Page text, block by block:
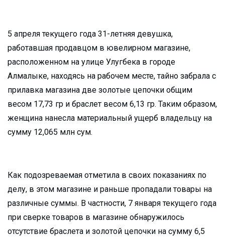
5 апреля текущего года 31-летняя девушка,
работавшая продавцом в ювелирном магазине,
расположенном на улице Улугбека в городе
Алмалыке, находясь на рабочем месте, тайно забрала с
прилавка магазина две золотые цепочки общим
весом 17,73 гр и браслет весом 6,13 гр. Таким образом,
женщина нанесла материальный ущерб владельцу на
сумму 12,065 млн сум.
Как подозреваемая отметила в своих показаниях по
делу, в этом магазине и раньше пропадали товары на
различные суммы. В частности, 7 января текущего года
при сверке товаров в магазине обнаружилось
отсутствие браслета и золотой цепочки на сумму 6,5